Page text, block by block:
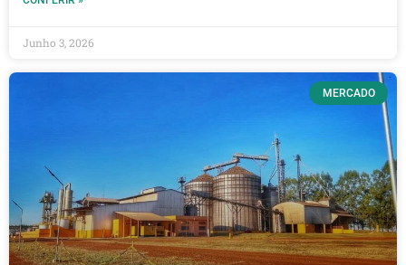
Junho 3, 2026
MERCADO